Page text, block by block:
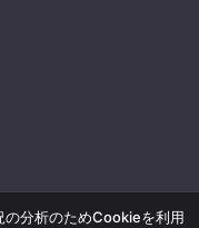
の分析のためCookieを利用